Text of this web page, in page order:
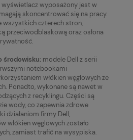
wyświetlacz wyposażony jest w
skoncentrować się na pracy.
wszystkich czterech stron,
przeciwodblaskową oraz osłona
środowisku: modele Dell z serii
notebookami
włókien węglowych ze
Ponadto, wykonane są nawet w
z recyklingu. Części są
wody, co zapewnia zdrowe
działaniom firmy Dell,
włókien węglowych zostało
zamiast trafić na wysypiska.